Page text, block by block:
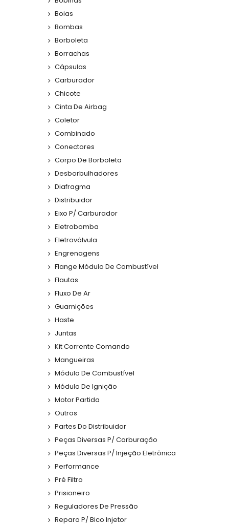
Boias
Bombas
Borboleta
Borrachas
Cápsulas
Carburador
Chicote
Cinta De Airbag
Coletor
Combinado
Conectores
Corpo De Borboleta
Desborbulhadores
Diafragma
Distribuidor
Eixo P/ Carburador
Eletrobomba
Eletroválvula
Engrenagens
Flange Módulo De Combustível
Flautas
Fluxo De Ar
Guarnições
Haste
Juntas
Kit Corrente Comando
Mangueiras
Módulo De Combustível
Módulo De Ignição
Motor Partida
Outros
Partes Do Distribuidor
Peças Diversas P/ Carburação
Peças Diversas P/ Injeção Eletrônica
Performance
Pré Filtro
Prisioneiro
Reguladores De Pressão
Reparo P/ Bico Injetor